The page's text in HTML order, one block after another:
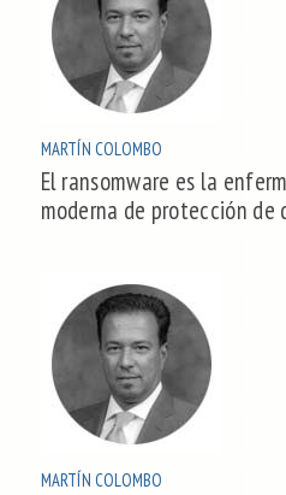
MARTÍN COLOMBO
El ransomware es la
moderna de protección de
MARTÍN COLOMBO